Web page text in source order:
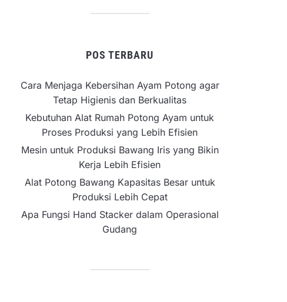
POS TERBARU
Cara Menjaga Kebersihan Ayam Potong agar
Tetap Higienis dan Berkualitas
Kebutuhan Alat Rumah Potong Ayam untuk
Proses Produksi yang Lebih Efisien
Mesin untuk Produksi Bawang Iris yang Bikin
Kerja Lebih Efisien
Alat Potong Bawang Kapasitas Besar untuk
Produksi Lebih Cepat
Apa Fungsi Hand Stacker dalam Operasional
Gudang